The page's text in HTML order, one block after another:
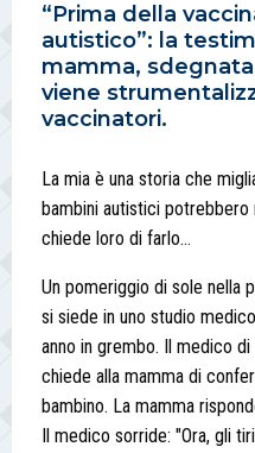
“Prima della
autistico”: la
mamma,
viene
vaccinatori.
La mia è una storia che
bambini autistici
chiede loro di farlo…
Un pomeriggio di sole nella
si siede in uno studio
anno in grembo. Il medico
chiede alla mamma di
bambino. La mamma
Il medico sorride: "Ora, gli